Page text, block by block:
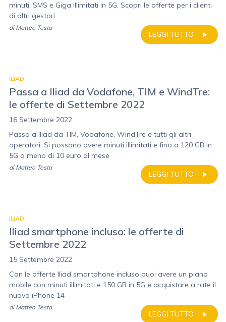
minuti, SMS e Giga illimitati in 5G. Scopri le offerte per i clienti
di altri gestori
LEGGI TUTTO
di Matteo Testa
ILIAD
Passa a Iliad da Vodafone, TIM e WindTre:
le offerte di Settembre 2022
16 Settembre 2022
Passa a Iliad da TIM, Vodafone, WindTre e tutti gli altri
operatori. Si possono avere minuti illimitati e fino a 120 GB in
5G a meno di 10 euro al mese
LEGGI TUTTO
di Matteo Testa
ILIAD
Iliad smartphone incluso: le offerte di
Settembre 2022
15 Settembre 2022
Con le offerte Iliad smartphone incluso puoi avere un piano
mobile con minuti illimitati e 150 GB in 5G e acquistare a rate il
nuovo iPhone 14
LEGGI TUTTO
di Matteo Testa